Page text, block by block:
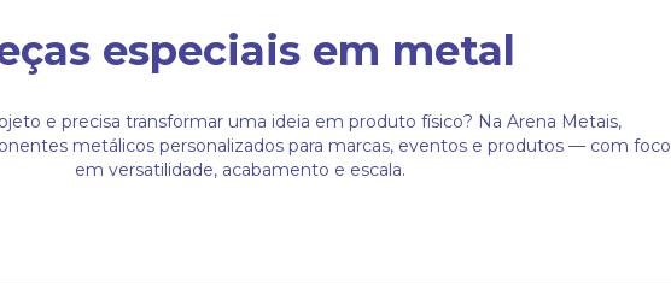
especiais em metal
e precisa transformar uma ideia em produto físico? Na Arena Metais,
metálicos personalizados para marcas, eventos e produtos — com foco
em versatilidade, acabamento e escala.